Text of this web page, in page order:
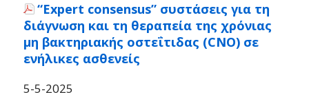
“Expert consensus” συστάσεις για τη
διάγνωση και τη θεραπεία της χρόνιας
μη βακτηριακής οστεΐτιδας (CNO) σε
ενήλικες ασθενείς
5-5-2025